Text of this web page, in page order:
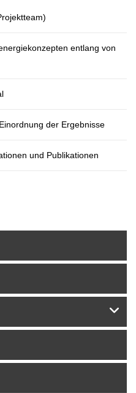
entlang von
der Ergebnisse
und Publikationen